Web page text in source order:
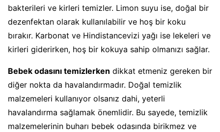
bakterileri ve kirleri temizler. Limon suyu ise, doğal bir
dezenfektan olarak kullanılabilir ve hoş bir koku
bırakır. Karbonat ve Hindistancevizi yağı ise lekeleri ve
kirleri giderirken, hoş bir kokuya sahip olmanızı sağlar.
Bebek odasını temizlerken dikkat etmeniz gereken bir
diğer nokta da havalandırmadır. Doğal temizlik
malzemeleri kullanıyor olsanız dahi, yeterli
havalandırma sağlamak önemlidir. Bu sayede, temizlik
malzemelerinin buharı bebek odasında birikmez ve